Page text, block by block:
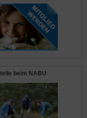
beim NABU